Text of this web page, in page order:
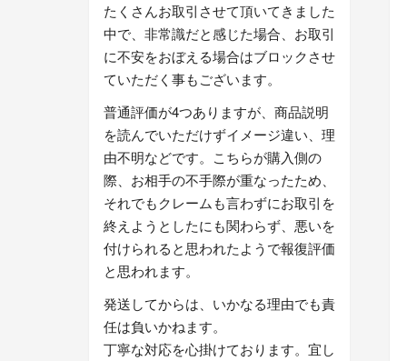
たくさんお取引させて頂いてきました
中で、非常識だと感じた場合、お取引
に不安をおぼえる場合はブロックさせ
ていただく事もございます。
普通評価が4つありますが、商品説明
を読んでいただけずイメージ違い、理
由不明などです。こちらが購入側の
際、お相手の不手際が重なったため、
それでもクレームも言わずにお取引を
終えようとしたにも関わらず、悪いを
付けられると思われたようで報復評価
と思われます。
発送してからは、いかなる理由でも責
任は負いかねます。
丁寧な対応を心掛けております。宜し